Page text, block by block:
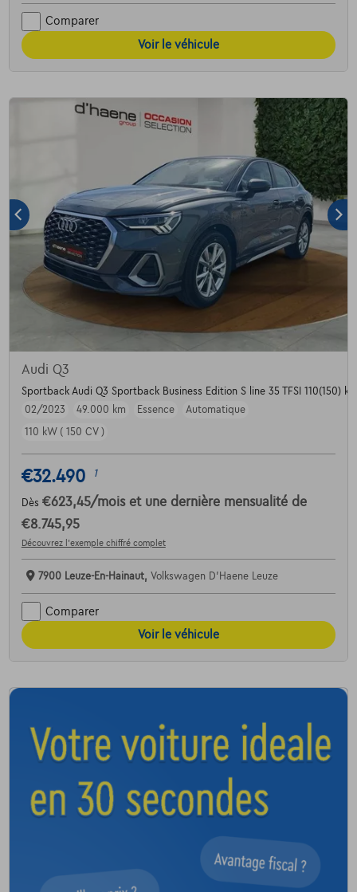
Comparer
Voir le véhicule
Audi Q3
Sportback Audi Q3 Sportback Business Edition S line 35 TFSI 110(150)
02/2023
49.000 km Essence
Automatique
110 kW ( 150 CV )
€32.490 1
Dès €623,45/mois et une dernière mensualité de
€8.745,95
Découvrez l’exemple chiffré complet
7900 Leuze-En-Hainaut, Volkswagen D'Haene Leuze
Comparer
Voir le véhicule